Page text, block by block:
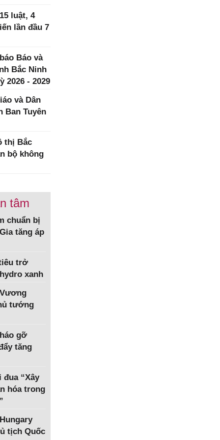
luật, 4
lần đầu 7
Báo và
Bắc Ninh
2026 - 2029
và Dân
Ban Tuyên
thị Bắc
bộ không
tâm
chuẩn bị
tăng áp
trở
xanh
tướng
gỡ
tăng
“Xây
hóa trong
tịch Quốc